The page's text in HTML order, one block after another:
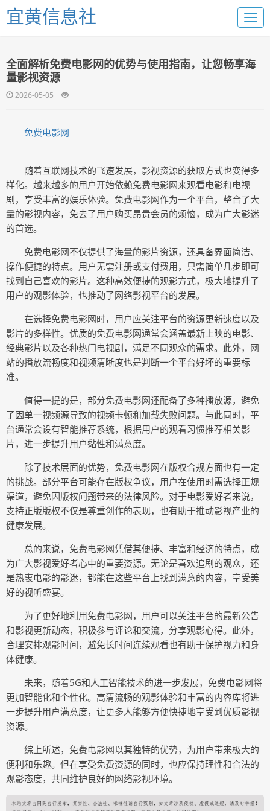
宜黄信息社
全面解析免费电影网的优势与使用指南，让您畅享海
量影视资源
2026-05-05
免费电影网
随着互联网技术的飞速发展，影视资源的获取方式也变得多
样化。越来越多的用户开始依赖免费电影网来观看电影和电视
剧，享受丰富的娱乐体验。免费电影网作为一个平台，整合了大
量的影视内容，免去了用户购买昂贵会员的烦恼，成为广大影迷
的首选。
免费电影网不仅提供了海量的影片资源，还具备界面简洁、
操作便捷的特点。用户无需注册或支付费用，只需简单几步即可
找到自己喜欢的影片。这种高效便捷的观影方式，极大地提升了
用户的观影体验，也推动了网络影视平台的发展。
在选择免费电影网时，用户应关注平台的资源更新速度以及
影片的多样性。优质的免费电影网通常会涵盖最新上映的电影、
经典影片以及各种热门电视剧，满足不同观众的需求。此外，网
站的播放流畅度和视频清晰度也是判断一个平台好坏的重要标
准。
值得一提的是，部分免费电影网还配备了多种播放源，避免
了因单一视频源导致的视频卡顿和加载失败问题。与此同时，平
台通常会设有智能推荐系统，根据用户的观看习惯推荐相关影
片，进一步提升用户黏性和满意度。
除了技术层面的优势，免费电影网在版权合规方面也有一定
的挑战。部分平台可能存在版权争议，用户在使用时需选择正规
渠道，避免因版权问题带来的法律风险。对于电影爱好者来说，
支持正版版权不仅是尊重创作的表现，也有助于推动影视产业的
健康发展。
总的来说，免费电影网凭借其便捷、丰富和经济的特点，成
为广大影视爱好者心中的重要资源。无论是喜欢追剧的观众，还
是热衷电影的影迷，都能在这些平台上找到满意的内容，享受美
好的视听盛宴。
为了更好地利用免费电影网，用户可以关注平台的最新公告
和影视更新动态，积极参与评论和交流，分享观影心得。此外，
合理安排观影时间，避免长时间连续观看也有助于保护视力和身
体健康。
未来，随着5G和人工智能技术的进一步发展，免费电影网将
更加智能化和个性化。高清流畅的观影体验和丰富的内容库将进
一步提升用户满意度，让更多人能够方便快捷地享受到优质影视
资源。
综上所述，免费电影网以其独特的优势，为用户带来极大的
便利和乐趣。但在享受免费资源的同时，也应保持理性和合法的
观影态度，共同维护良好的网络影视环境。